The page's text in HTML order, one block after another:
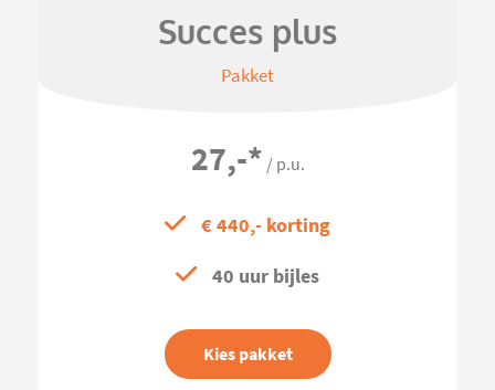
Succes plus
Pakket
27,-* / p.u.
€ 440,- korting
40 uur bijles
Kies pakket